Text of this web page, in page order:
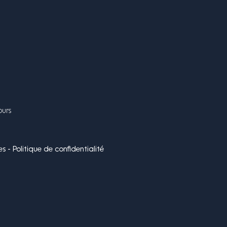
- Politique de confidentialité